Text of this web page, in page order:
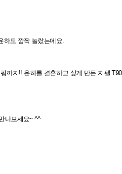
하도 깜짝 놀랐는데요.
까지!! 윤하를 결혼하고 싶게 만든 지펠
나보세요~ ^^